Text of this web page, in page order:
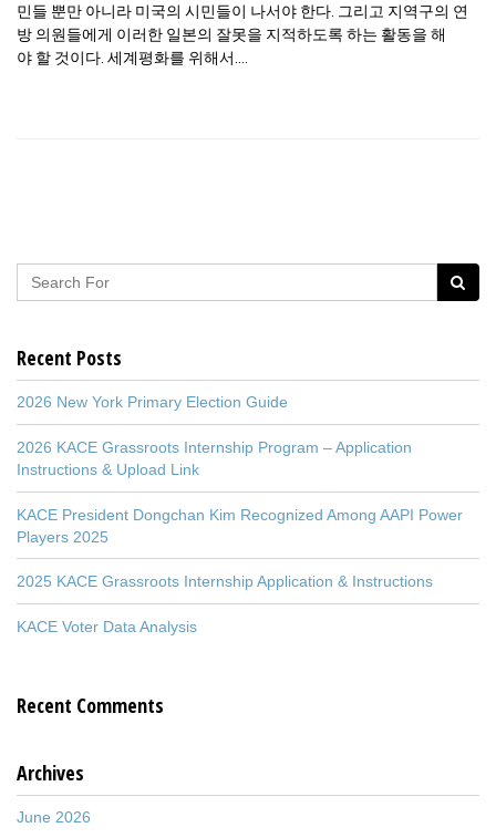
민들 뿐만 아니라 미국의 시민들이 나서야 한다. 그리고 지역구의 연
방 의원들에게 이러한 일본의 잘못을 지적하도록 하는 활동을 해
야 할 것이다. 세계평화를 위해서….
Recent Posts
2026 New York Primary Election Guide
2026 KACE Grassroots Internship Program – Application
Instructions & Upload Link
KACE President Dongchan Kim Recognized Among AAPI Power
Players 2025
2025 KACE Grassroots Internship Application & Instructions
KACE Voter Data Analysis
Recent Comments
Archives
June 2026